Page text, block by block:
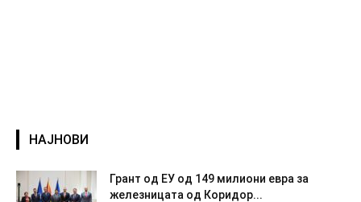
НАЈНОВИ
Грант од ЕУ од 149 милиони евра за
железницата од Коридор...